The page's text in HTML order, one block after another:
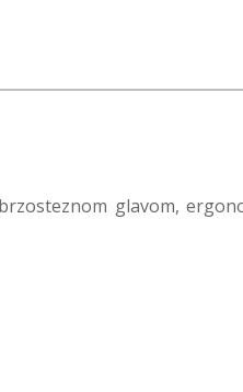
glavom,